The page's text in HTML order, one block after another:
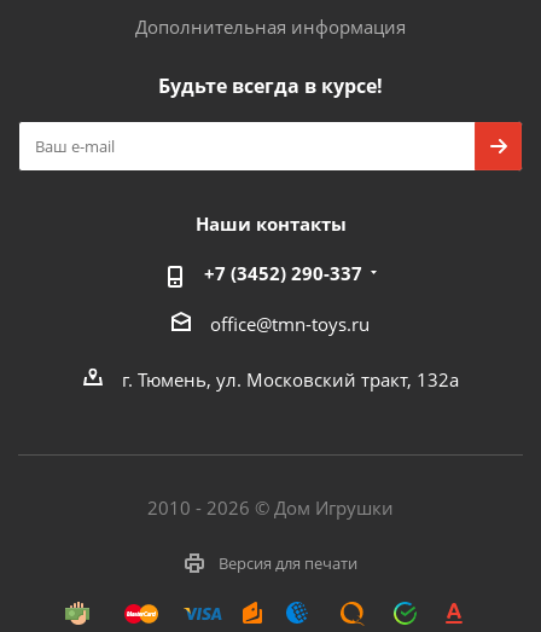
Дополнительная информация
Будьте всегда в курсе!
Наши контакты
+7 (3452) 290-337
office@tmn-toys.ru
г. Тюмень, ул. Московский тракт, 132а
2010 - 2026 © Дом Игрушки
Версия для печати